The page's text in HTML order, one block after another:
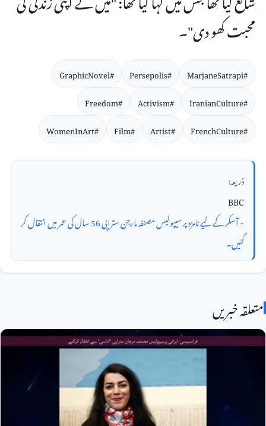
محبت کھو دی"۔
#MarjaneSatrapi
#Persepolis
#GraphicNovel
#IranianCulture
#Activism
#Freedom
#FrenchCulture
#Artist
#Film
#WomenInArt
ذریعہ:
BBC
- آسکر کے لیے نامزد پرسیپولیس مصنفہ مارجن ستراپی 56 سال کی عمر میں انتقال کر
گئیں۔
متعلقہ خبریں